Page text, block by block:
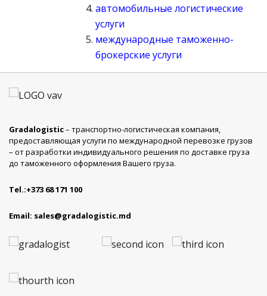
автомобильные логистические
услуги
международные таможенно-
брокерские услуги
Gradalogistic– транспортно-логистическая компания,
предоставляющая услуги по международной перевозке грузов
– от разработки индивидуального решения по доставке груза
до таможенного оформления Вашего груза.
Tel.:+373 68 171 100
Email: sales@gradalogistic.md